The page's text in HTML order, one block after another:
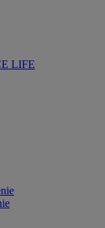
LIFE